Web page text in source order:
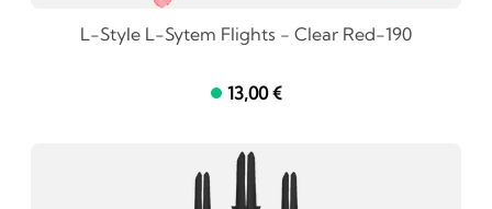
L-Style L-Sytem Flights - Clear Red-190
13,00 €